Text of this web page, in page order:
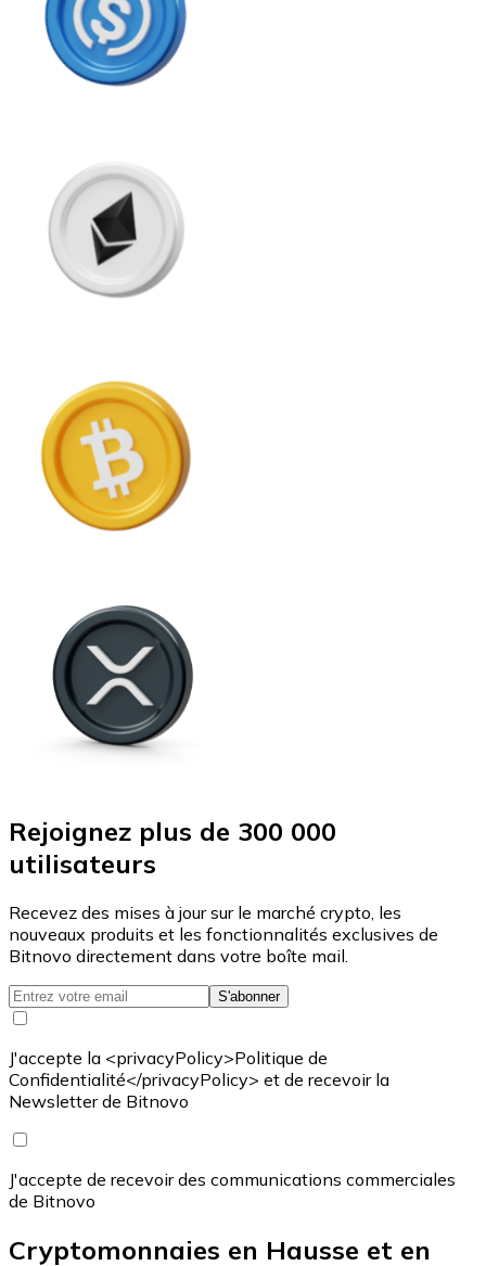
Rejoignez plus de 300 000
utilisateurs
Recevez des mises à jour sur le marché crypto, les
nouveaux produits et les fonctionnalités exclusives de
Bitnovo directement dans votre boîte mail.
S'abonner
J'accepte la <privacyPolicy>Politique de
Confidentialité</privacyPolicy> et de recevoir la
Newsletter de Bitnovo
J'accepte de recevoir des communications commerciales
de Bitnovo
Cryptomonnaies en Hausse et en